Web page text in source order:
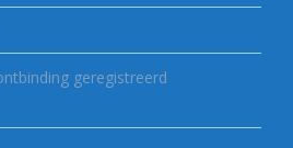
geregistreerd